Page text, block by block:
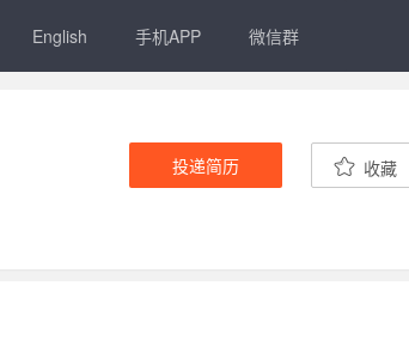
English 手机APP 微信群
投递简历 收藏